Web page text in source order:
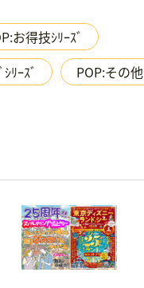
お得技ｼﾘｰｽﾞ
ﾘｰｽﾞ
POP:その他